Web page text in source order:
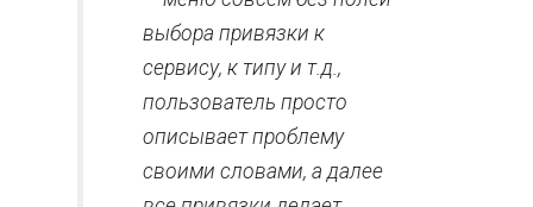
выбора привязки к
сервису, к типу и т.д.,
пользователь просто
описывает проблему
своими словами, а далее